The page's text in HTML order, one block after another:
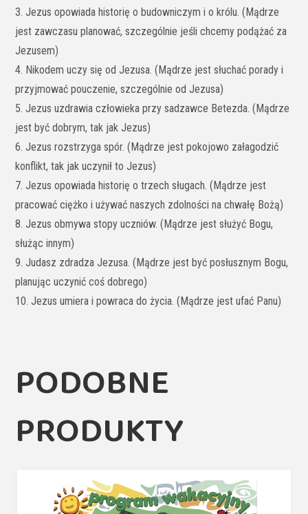
3. Jezus opowiada historię o budowniczym i o królu. (Mądrze
jest zawczasu planować, szczególnie jeśli chcemy podążać za
Jezusem)
4. Nikodem uczy się od Jezusa. (Mądrze jest słuchać porady i
przyjmować pouczenie, szczególnie od Jezusa)
5. Jezus uzdrawia człowieka przy sadzawce Betezda. (Mądrze
jest być dobrym, tak jak Jezus)
6. Jezus rozstrzyga spór. (Mądrze jest pokojowo załagodzić
konflikt, tak jak uczynił to Jezus)
7. Jezus opowiada historię o trzech sługach. (Mądrze jest
pracować ciężko i używać naszych zdolności na chwałę Bożą)
8. Jezus obmywa stopy uczniów. (Mądrze jest służyć Bogu,
służąc innym)
9. Judasz zdradza Jezusa. (Mądrze jest być posłusznym Bogu,
planując uczynić coś dobrego)
10. Jezus umiera i powraca do życia. (Mądrze jest ufać Panu)
PODOBNE
PRODUKTY